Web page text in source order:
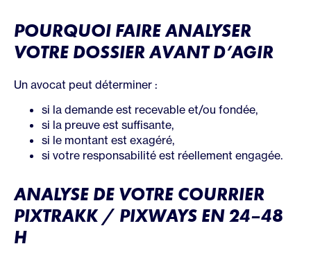
POURQUOI FAIRE ANALYSER
VOTRE DOSSIER AVANT D’AGIR
Un avocat peut déterminer :
si la demande est recevable et/ou fondée,
si la preuve est suffisante,
si le montant est exagéré,
si votre responsabilité est réellement engagée.
ANALYSE DE VOTRE COURRIER
PIXTRAKK / PIXWAYS EN 24–48
H